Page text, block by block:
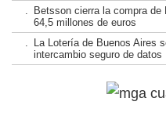
Betsson cierra la compra de
64,5 millones de euros
La Lotería de Buenos Aires
intercambio seguro de datos